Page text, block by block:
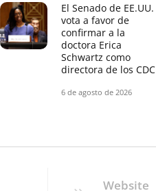
El Senado de EE.UU.
vota a favor de
confirmar a la
doctora Erica
Schwartz como
directora de los CDC
6 de agosto de 2026
Website